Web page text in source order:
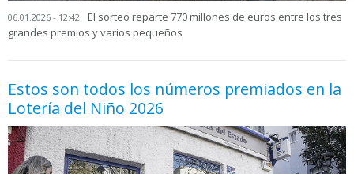
06.01.2026 - 12:42
El sorteo reparte 770 millones de euros entre los tres
grandes premios y varios pequeños
Estos son todos los números premiados en la
Lotería del Niño 2026